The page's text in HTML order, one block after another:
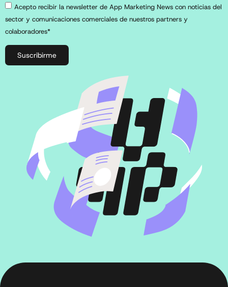
Acepto recibir la newsletter de App Marketing News con noticias del
sector y comunicaciones comerciales de nuestros partners y
colaboradores*
Suscribirme